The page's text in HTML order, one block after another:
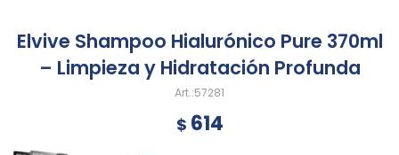
Elvive Shampoo Hialurónico Pure 370ml
– Limpieza y Hidratación Profunda
57281
$ 614